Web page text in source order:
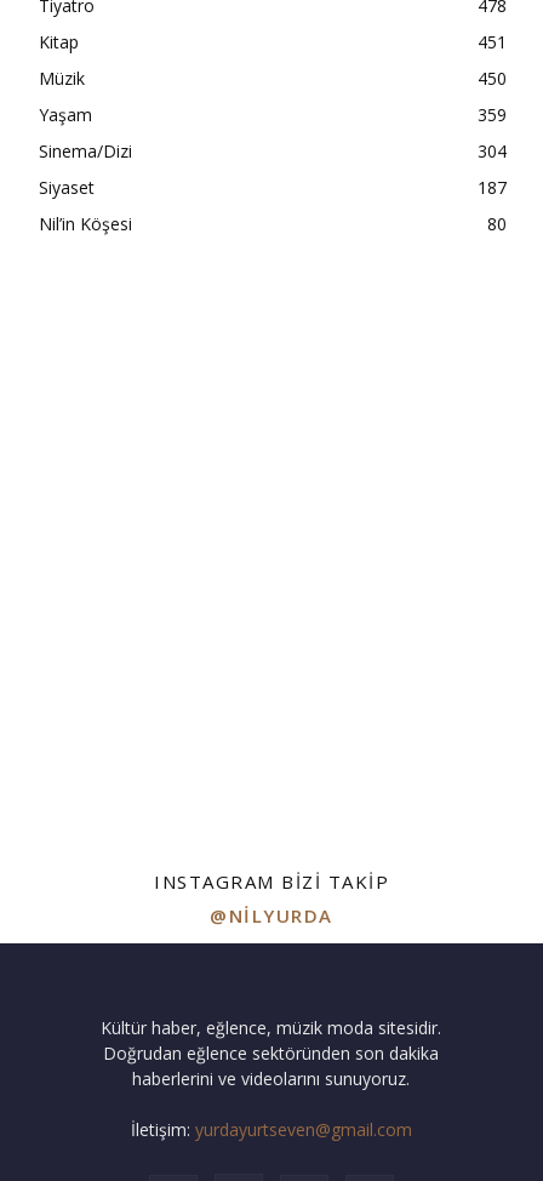
Tiyatro
478
Kitap
451
Müzik
450
Yaşam
359
Sinema/Dizi
304
Siyaset
187
Nil’in Köşesi
80
INSTAGRAM BIZI TAKIP
@NILYURDA
Kültür haber, eğlence, müzik moda sitesidir.
Doğrudan eğlence sektöründen son dakika
haberlerini ve videolarını sunuyoruz.
İletişim: yurdayurtseven@gmail.com